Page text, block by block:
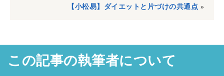
【小松易】ダイエットと片づけの共通点 »
この記事の執筆者について